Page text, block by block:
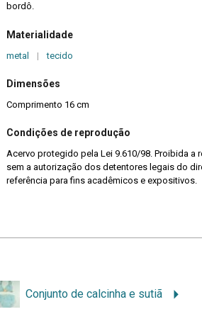
bordô.
Materialidade
metal | tecido
Dimensões
Comprimento 16 cm
Condições de reprodução
Acervo protegido pela Lei 9.610/98. Proibida a
sem a autorização dos detentores legais do
referência para fins acadêmicos e expositivos.
Conjunto de calcinha e sutiã